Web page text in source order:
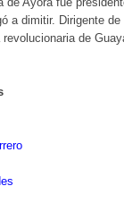
a dimitir. Dirigente
de